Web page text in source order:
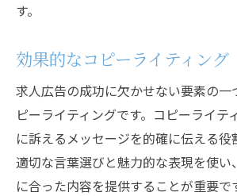
す。
効果的なコピーライティング
求人広告の成功に欠かせない要素の一
ピーライティングです。コピーライテ
に訴えるメッセージを的確に伝える役
適切な言葉選びと魅力的な表現を使い
に合った内容を提供することが重要で